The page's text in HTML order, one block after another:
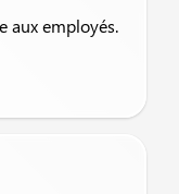
aux employés.